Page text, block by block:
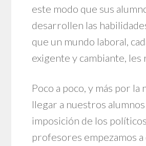
este modo que sus
desarrollen las
que un mundo laboral,
exigente y cambiante, les
Poco a poco, y más por la
llegar a nuestros
imposición de los
profesores empezamos